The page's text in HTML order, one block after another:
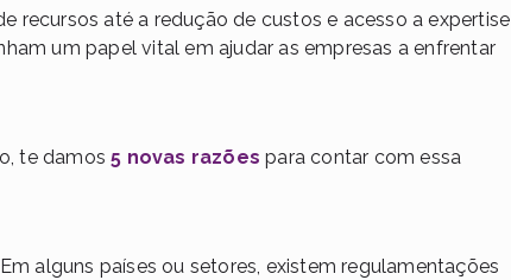
recursos até a redução de custos e acesso a expertise
um papel vital em ajudar as empresas a enfrentar
te damos5 novas razões para contar com essa
Em alguns países ou setores, existem regulamentações